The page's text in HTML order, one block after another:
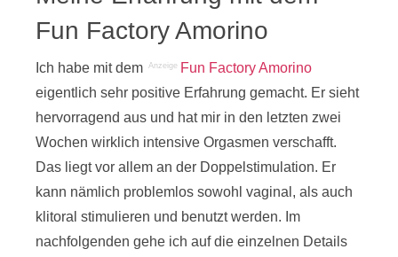
Fun Factory Amorino
Ich habe mit dem Anzeige Fun Factory Amorino
eigentlich sehr positive Erfahrung gemacht. Er sieht
hervorragend aus und hat mir in den letzten zwei
Wochen wirklich intensive Orgasmen verschafft.
Das liegt vor allem an der Doppelstimulation. Er
kann nämlich problemlos sowohl vaginal, als auch
klitoral stimulieren und benutzt werden. Im
nachfolgenden gehe ich auf die einzelnen Details